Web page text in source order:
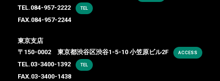
TEL.084-957-2222 TEL
FAX.084-957-2244
東京支店
〒150-0002 東京都渋谷区渋谷1-5-10 小笠原ビル2F
ACCESS
TEL.03-3400-1392 TEL
FAX.03-3400-1438